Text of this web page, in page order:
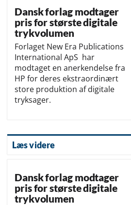
Dansk forlag modtager
pris for største digitale
trykvolumen
Forlaget New Era Publications
International ApS har
modtaget en anerkendelse fra
HP for deres ekstraordinært
store produktion af digitale
tryksager.
Læs videre
Dansk forlag modtager
pris for største digitale
trykvolumen